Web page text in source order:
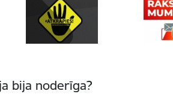
bija noderīga?